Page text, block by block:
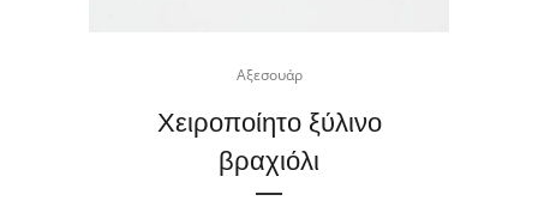
Αξεσουάρ
Χειροποίητο ξύλινο
βραχιόλι